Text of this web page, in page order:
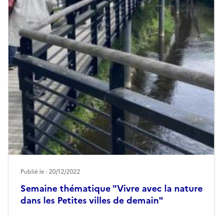
Semaine thématique "Vivre avec la nature
dans les Petites villes de demain"
Publié le : 20/12/2022